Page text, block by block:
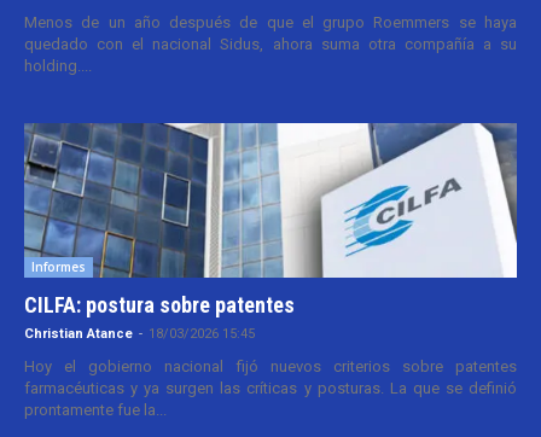
Menos de un año después de que el grupo Roemmers se haya
quedado con el nacional Sidus, ahora suma otra compañía a su
holding....
Informes
CILFA: postura sobre patentes
Christian Atance - 18/03/2026 15:45
Hoy el gobierno nacional fijó nuevos criterios sobre patentes
farmacéuticas y ya surgen las críticas y posturas. La que se definió
prontamente fue la...